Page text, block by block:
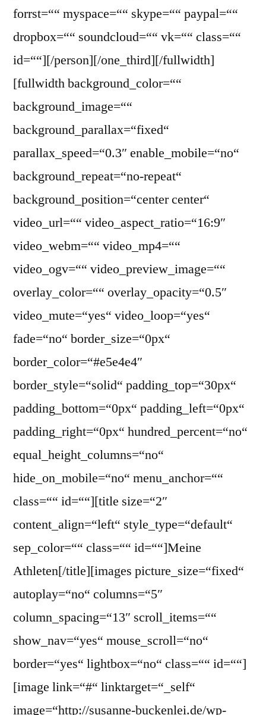
forrst=““ myspace=““ skype=““ paypal=““
dropbox=““ soundcloud=““ vk=““ class=““
id=““][/person][/one_third][/fullwidth]
[fullwidth background_color=““
background_image=““
background_parallax=“fixed“
parallax_speed=“0.3″ enable_mobile=“no“
background_repeat=“no-repeat“
background_position=“center center“
video_url=““ video_aspect_ratio=“16:9″
video_webm=““ video_mp4=““
video_ogv=““ video_preview_image=““
overlay_color=““ overlay_opacity=“0.5″
video_mute=“yes“ video_loop=“yes“
fade=“no“ border_size=“0px“
border_color=“#e5e4e4″
border_style=“solid“ padding_top=“30px“
padding_bottom=“0px“ padding_left=“0px“
padding_right=“0px“ hundred_percent=“no“
equal_height_columns=“no“
hide_on_mobile=“no“ menu_anchor=““
class=““ id=““][title size=“2″
content_align=“left“ style_type=“default“
sep_color=““ class=““ id=““]Meine
Athleten[/title][images picture_size=“fixed“
autoplay=“no“ columns=“5″
column_spacing=“13″ scroll_items=““
show_nav=“yes“ mouse_scroll=“no“
border=“yes“ lightbox=“no“ class=““ id=““]
[image link=“#“ linktarget=“_self“
image=“http://susanne-buckenlei.de/wp-